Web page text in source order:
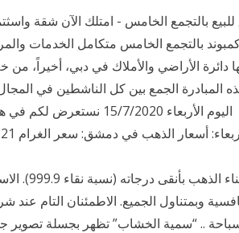
بالتجمع الخامس - امتلك الآن شقة
بالتجمع الخامس متكامل الخدمات
دائرة الأراضي والأملاك في دبي، أخيراً،
المبادرة الجمع بين كل الناشطين في
اليوم الأربعاء 15/7/
اقتناء
وبمتناول الجميع. الاطمئنان التام